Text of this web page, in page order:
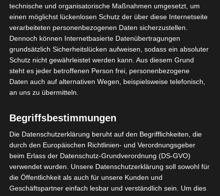
Liebe Mitglieder!
Seit der zunehmenden Verbreitung des
Coronavirus‘ in Europa und der daraus
technische und organisatorische Maßnahmen umgesetzt, um
einen möglichst lückenlosen Schutz der über diese Internetseite
verarbeiteten personenbezogenen Daten sicherzustellen.
Dennoch können Internetbasierte Datenübertragungen
grundsätzlich Sicherheitslücken aufweisen, sodass ein absoluter
Schutz nicht gewährleistet werden kann. Aus diesem Grund
steht es jeder betroffenen Person frei, personenbezogene
Daten auch auf alternativen Wegen, beispielsweise telefonisch,
an uns zu übermitteln.
Begriffsbestimmungen
Die Datenschutzerklärung beruht auf den Begrifflichkeiten, die
durch den Europäischen Richtlinien- und Verordnungsgeber
beim Erlass der Datenschutz-Grundverordnung (DS-GVO)
verwendet wurden. Unsere Datenschutzerklärung soll sowohl für
die Öffentlichkeit als auch für unsere Kunden und
Geschäftspartner einfach lesbar und verständlich sein. Um dies